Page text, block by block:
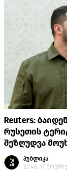
Reuters:
რუსეთის
შეზღუდვა
პუბლიკა
22:40, 17